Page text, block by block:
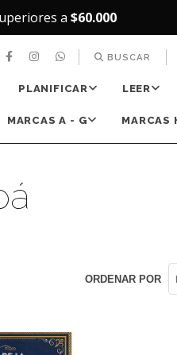
a $60.000
BUSCAR
PLANIFICAR LEER
MARCAS A - G MARCAS
ORDENAR POR